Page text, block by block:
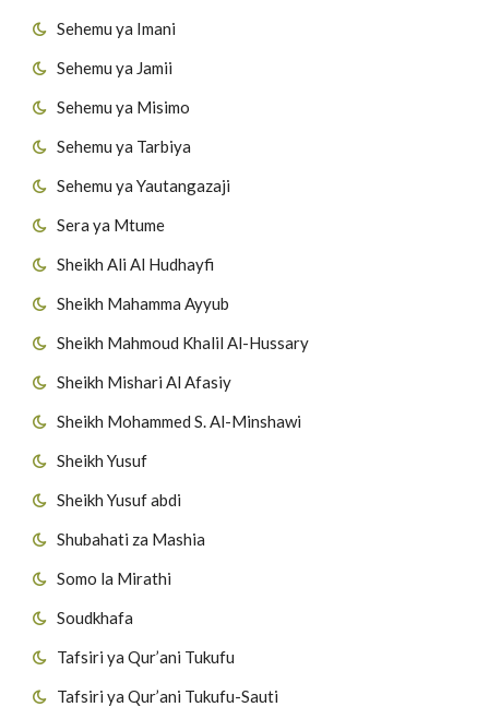
Sehemu ya Imani
Sehemu ya Jamii
Sehemu ya Misimo
Sehemu ya Tarbiya
Sehemu ya Yautangazaji
Sera ya Mtume
Sheikh Ali Al Hudhayfi
Sheikh Mahamma Ayyub
Sheikh Mahmoud Khalil Al-Hussary
Sheikh Mishari Al Afasiy
Sheikh Mohammed S. Al-Minshawi
Sheikh Yusuf
Sheikh Yusuf abdi
Shubahati za Mashia
Somo la Mirathi
Soudkhafa
Tafsiri ya Qur’ani Tukufu
Tafsiri ya Qur’ani Tukufu-Sauti